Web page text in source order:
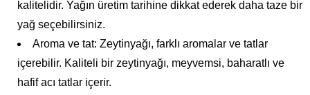
kalitelidir. Yağın üretim tarihine dikkat ederek daha taze bir
yağ seçebilirsiniz.
Aroma ve tat: Zeytinyağı, farklı aromalar ve tatlar
içerebilir. Kaliteli bir zeytinyağı, meyvemsi, baharatlı ve
hafif acı tatlar içerir.